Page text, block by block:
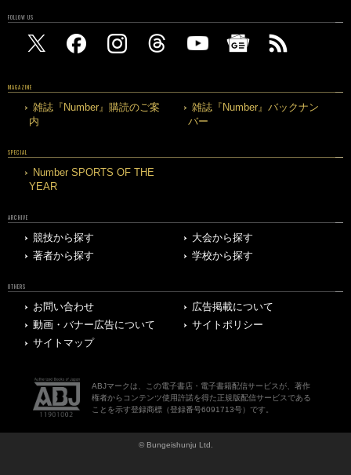
FOLLOW US
MAGAZINE
雑誌『Number』購読のご案
内
雑誌『Number』バックナン
バー
SPECIAL
Number SPORTS OF THE
YEAR
ARCHIVE
競技から探す
大会から探す
著者から探す
学校から探す
OTHERS
お問い合わせ
広告掲載について
動画・バナー広告について
サイトポリシー
サイトマップ
ABJマークは、この電子書店・電子書籍配信サービスが、著作
権者からコンテンツ使用許諾を得た正規版配信サービスである
ことを示す登録商標（登録番号6091713号）です。
© Bungeishunju Ltd.